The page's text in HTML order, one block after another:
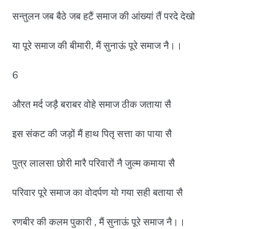
सन्तुलन जब बैठे जब हटैं समाज की आंख्यां तैं परदे देखो
या पूरे समाज की बीमारी, मैं सुनाऊं पूरे समाज नै।।
6
औरत मर्द जड़ै बराबर वोहे समाज ठीक जताया सै
इस संकट की जड़ों मैं हाथ पितृ सत्ता का पाया सै
पुत्र लालसा छोरी मारै परिवारों नै जुल्म कमाया सै
परिवार पूरे समाज का वोदर्पण यो गया सही बताया सै
रणबीर की कलम पुकारी , मैं सुनाऊं पूरे समाज नै।।